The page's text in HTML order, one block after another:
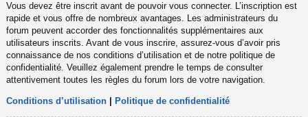
Vous devez être inscrit avant de pouvoir vous connecter. L’inscription est
rapide et vous offre de nombreux avantages. Les administrateurs du
forum peuvent accorder des fonctionnalités supplémentaires aux
utilisateurs inscrits. Avant de vous inscrire, assurez-vous d’avoir pris
connaissance de nos conditions d’utilisation et de notre politique de
confidentialité. Veuillez également prendre le temps de consulter
attentivement toutes les règles du forum lors de votre navigation.
Conditions d’utilisation Politique de confidentialité